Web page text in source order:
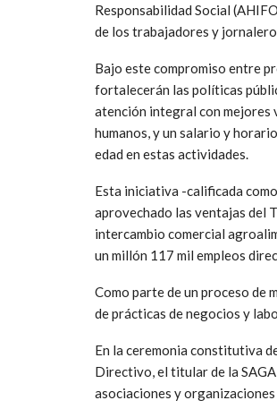
Responsabilidad Social
de los trabajadores y
Bajo este compromiso entre
fortalecerán las políticas
atención integral con mejores
humanos, y un salario y
edad en estas actividades.
Esta iniciativa -calificada
aprovechado las ventajas del
intercambio comercial
un millón 117 mil empleos
Como parte de un proceso de
de prácticas de negocios y
En la ceremonia constitutiva
Directivo, el titular de la
asociaciones y